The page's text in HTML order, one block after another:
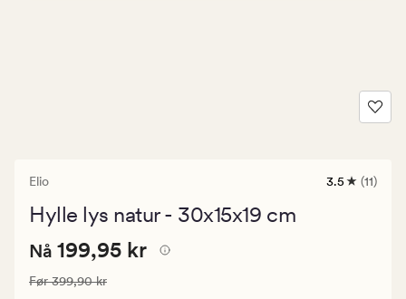
Elio
11
3.5 (11)
Hylle lys natur - 30x15x19 cm
Nåværende
199,95
Nåværende pris
Nå 199,95 kr
Vanlig pris 399,90 kr
Før399,90 kr